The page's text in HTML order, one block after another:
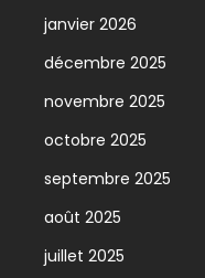
janvier 2026
décembre 2025
novembre 2025
octobre 2025
septembre 2025
août 2025
juillet 2025